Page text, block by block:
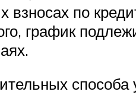
по
график